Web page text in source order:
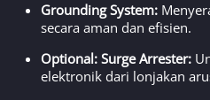
Grounding System:
secara aman dan efisien.
Optional: Surge Arrester:
elektronik dari lonjakan